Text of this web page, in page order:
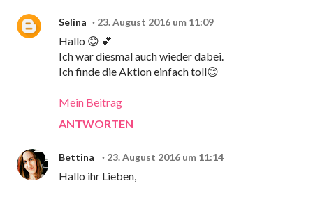
Selina 23. August 2016 um 11:09
Hallo 😊 💕
Ich war diesmal auch wieder dabei.
Ich finde die Aktion einfach toll😊
Mein Beitrag
ANTWORTEN
Bettina 23. August 2016 um 11:14
Hallo ihr Lieben,